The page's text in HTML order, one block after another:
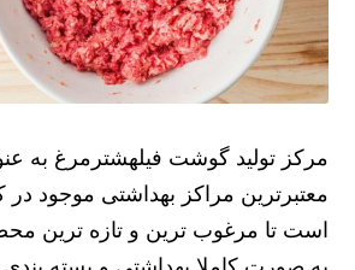
مرکز تولید گوشت فیلهشترمرغ به
معتبرترین مراکز بهداشتی موجود
است تا مرغوب ترین و تازه ترین